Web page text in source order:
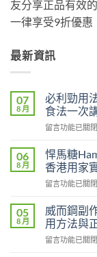
友分享正品有效
一律享受9折優惠
最新資訊
07
8 月
必利勁用
食法一次
在
利
勁
用
法
量
完
整
教
留言功能已關閉
06
8 月
悍馬糖
香港用家
在
馬
糖
Hamer
效
留言功能已關閉
05
8 月
威而鋼副
用方法與
在
留言功能已關閉